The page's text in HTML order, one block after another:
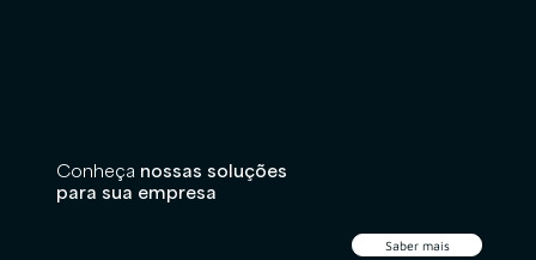
Conheça nossas soluções
para sua empresa
Saber mais